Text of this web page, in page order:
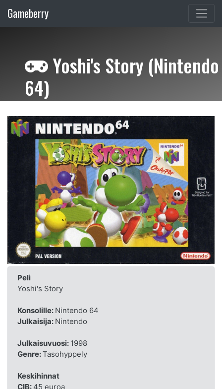
Gameberry
Yoshi's Story (Nintendo
64)
Peli
Yoshi's Story
Konsolille: Nintendo 64
Julkaisija: Nintendo
Julkaisuvuosi: 1998
Genre:Tasohyppely
Keskihinnat
CIB: 45 euroa